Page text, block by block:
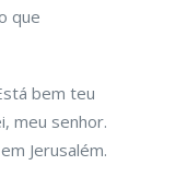
que
bem teu
meu senhor.
Jerusalém.